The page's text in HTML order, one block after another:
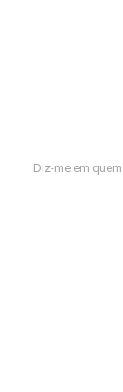
Diz-me em